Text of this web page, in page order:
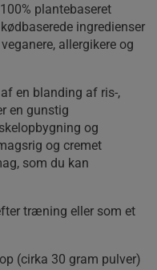
plantebaseret
ingredienser
allergikere og
en blanding af ris-,
en gunstig
og
og cremet
som du kan
træning eller som et
(cirka 30 gram pulver)